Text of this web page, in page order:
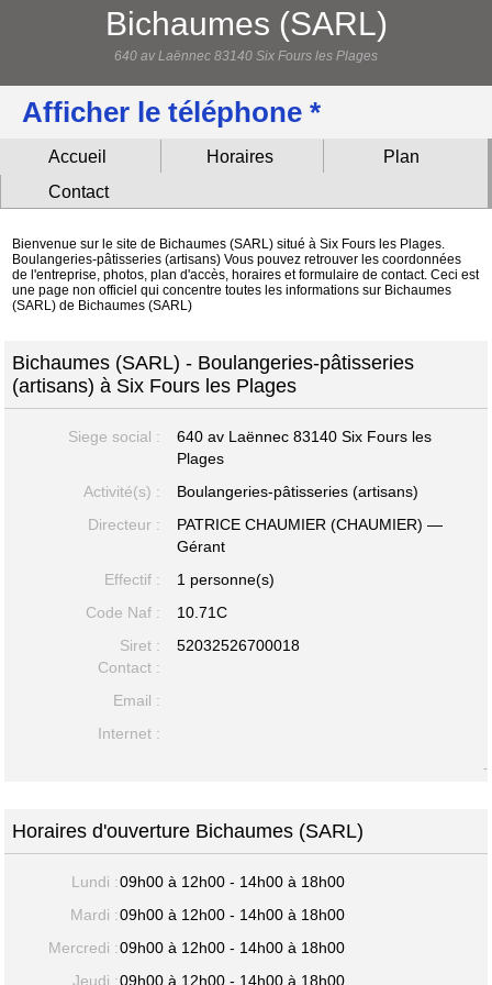
Bichaumes (SARL)
640 av Laënnec 83140 Six Fours les Plages
Afficher le téléphone *
Accueil Horaires
Plan
Contact
Bienvenue sur le site de Bichaumes (SARL) situé à Six Fours les Plages.
Boulangeries-pâtisseries (artisans) Vous pouvez retrouver les coordonnées
de l'entreprise, photos, plan d'accès, horaires et formulaire de contact. Ceci est
une page non officiel qui concentre toutes les informations sur Bichaumes
(SARL) de Bichaumes (SARL)
Bichaumes (SARL) - Boulangeries-pâtisseries
(artisans) à Six Fours les Plages
Siege social : 640 av Laënnec83140 Six Fours les
Plages
Activité(s) :
Boulangeries-pâtisseries (artisans)
Directeur :
PATRICE CHAUMIER (CHAUMIER) —
Gérant
Effectif :
1 personne(s)
Code Naf :
10.71C
Siret :
52032526700018
Contact :
Email :
Internet :
-
Horaires d'ouverture Bichaumes (SARL)
Lundi :09h00 à 12h00 - 14h00 à 18h00
Mardi :09h00 à 12h00 - 14h00 à 18h00
Mercredi :09h00 à 12h00 - 14h00 à 18h00
Jeudi :09h00 à 12h00 - 14h00 à 18h00